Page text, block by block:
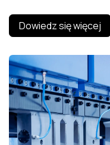
Dowiedz się więcej